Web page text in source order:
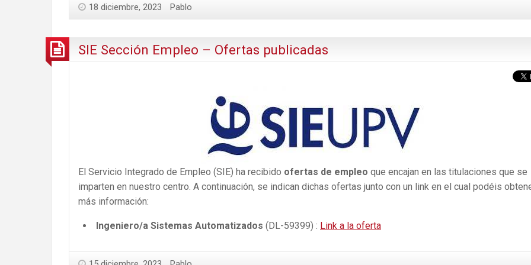
18 diciembre, 2023 Pablo
SIE Sección Empleo – Ofertas publicadas
El Servicio Integrado de Empleo (SIE) ha recibido ofertas de empleo que encajan en las titulaciones que se
imparten en nuestro centro. A continuación, se indican dichas ofertas junto con un link en el cual podéis
más información:
Ingeniero/a Sistemas Automatizados (DL-59399) : Link a la oferta